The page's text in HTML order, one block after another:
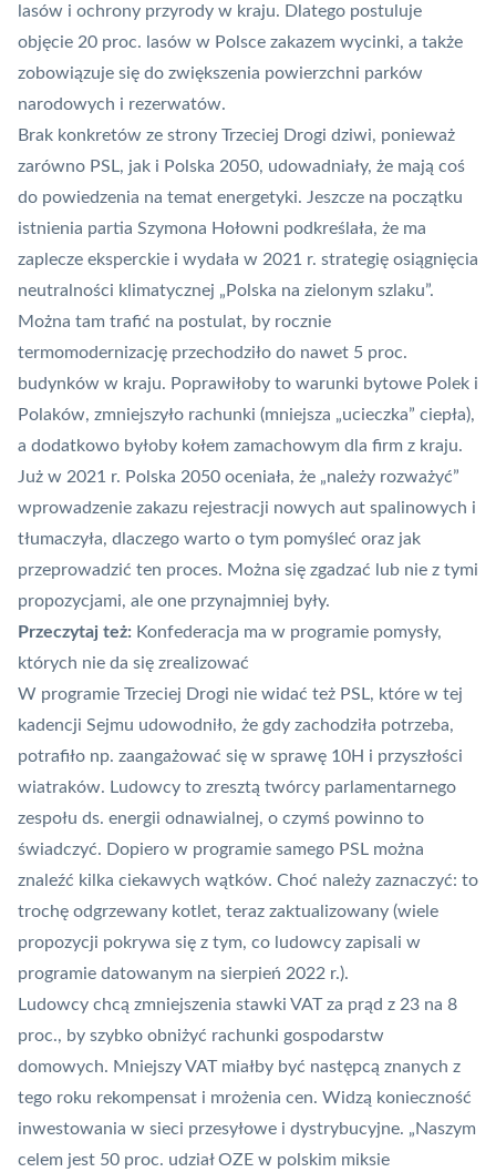
lasów i ochrony przyrody w kraju. Dlatego postuluje
objęcie 20 proc. lasów w Polsce zakazem wycinki, a także
zobowiązuje się do zwiększenia powierzchni parków
narodowych i rezerwatów.
Brak konkretów ze strony Trzeciej Drogi dziwi, ponieważ
zarówno PSL, jak i Polska 2050, udowadniały, że mają coś
do powiedzenia na temat energetyki. Jeszcze na początku
istnienia partia Szymona Hołowni podkreślała, że ma
zaplecze eksperckie i wydała w 2021 r. strategię osiągnięcia
neutralności klimatycznej „Polska na zielonym szlaku”.
Można tam trafić na postulat, by rocznie
termomodernizację przechodziło do nawet 5 proc.
budynków w kraju. Poprawiłoby to warunki bytowe Polek i
Polaków, zmniejszyło rachunki (mniejsza „ucieczka” ciepła),
a dodatkowo byłoby kołem zamachowym dla firm z kraju.
Już w 2021 r. Polska 2050 oceniała, że „należy rozważyć”
wprowadzenie zakazu rejestracji nowych aut spalinowych i
tłumaczyła, dlaczego warto o tym pomyśleć oraz jak
przeprowadzić ten proces. Można się zgadzać lub nie z tymi
propozycjami, ale one przynajmniej były.
Przeczytaj też: Konfederacja ma w programie pomysły,
których nie da się zrealizować
W programie Trzeciej Drogi nie widać też PSL, które w tej
kadencji Sejmu udowodniło, że gdy zachodziła potrzeba,
potrafiło np. zaangażować się w sprawę 10H i przyszłości
wiatraków. Ludowcy to zresztą twórcy parlamentarnego
zespołu ds. energii odnawialnej, o czymś powinno to
świadczyć. Dopiero w programie samego PSL można
znaleźć kilka ciekawych wątków. Choć należy zaznaczyć: to
trochę odgrzewany kotlet, teraz zaktualizowany (wiele
propozycji pokrywa się z tym, co ludowcy zapisali w
programie datowanym na sierpień 2022 r.).
Ludowcy chcą zmniejszenia stawki VAT za prąd z 23 na 8
proc., by szybko obniżyć rachunki gospodarstw
domowych. Mniejszy VAT miałby być następcą znanych z
tego roku rekompensat i mrożenia cen. Widzą konieczność
inwestowania w sieci przesyłowe i dystrybucyjne. „Naszym
celem jest 50 proc. udział OZE w polskim miksie